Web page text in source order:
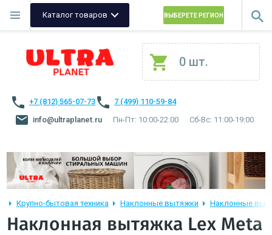
Каталог товаров ВЫБЕРЕТЕ РЕГИОН
0 шт.
+7 (812) 565-07-73
7 (499) 110-59-84
info@ultraplanet.ru
Пн-Пт: 10:00-22:00 Сб-Вс: 11:00-19:00
Крупно-бытовая техника Наклонные вытяжки Наклонные
Наклонная вытяжка Lex Meta